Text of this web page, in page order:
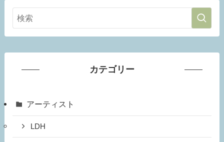
カテゴリー
アーティスト
LDH